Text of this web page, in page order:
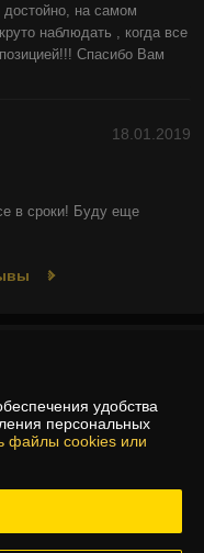
на самом
наблюдать , когда все
Спасибо Вам
18.01.2019
в сроки! Буду еще
удобства
персональных
файлы cookies или